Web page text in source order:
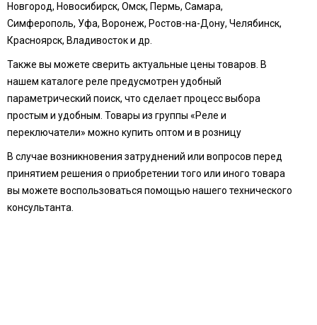
Новгород, Новосибирск, Омск, Пермь, Самара,
Симферополь, Уфа, Воронеж, Ростов-на-Дону, Челябинск,
Красноярск, Владивосток и др.
Также вы можете сверить актуальные цены товаров. В
нашем каталоге реле предусмотрен удобный
параметрический поиск, что сделает процесс выбора
простым и удобным. Товары из группы «Реле и
переключатели» можно купить оптом и в розницу
В случае возникновения затруднений или вопросов перед
принятием решения о приобретении того или иного товара
вы можете воспользоваться помощью нашего технического
консультанта.